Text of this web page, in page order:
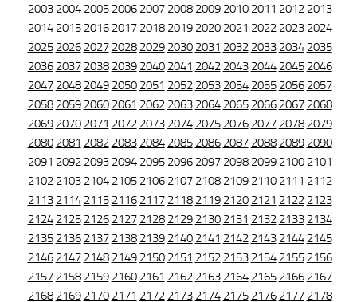
2003 2004 2005 2006 2007 2008 2009 2010 2011 2012 2013
2014 2015 2016 2017 2018 2019 2020 2021 2022 2023 2024
2025 2026 2027 2028 2029 2030 2031 2032 2033 2034 2035
2036 2037 2038 2039 2040 2041 2042 2043 2044 2045 2046
2047 2048 2049 2050 2051 2052 2053 2054 2055 2056 2057
2058 2059 2060 2061 2062 2063 2064 2065 2066 2067 2068
2069 2070 2071 2072 2073 2074 2075 2076 2077 2078 2079
2080 2081 2082 2083 2084 2085 2086 2087 2088 2089 2090
2091 2092 2093 2094 2095 2096 2097 2098 2099 2100 2101
2102 2103 2104 2105 2106 2107 2108 2109 2110 2111 2112
2113 2114 2115 2116 2117 2118 2119 2120 2121 2122 2123
2124 2125 2126 2127 2128 2129 2130 2131 2132 2133 2134
2135 2136 2137 2138 2139 2140 2141 2142 2143 2144 2145
2146 2147 2148 2149 2150 2151 2152 2153 2154 2155 2156
2157 2158 2159 2160 2161 2162 2163 2164 2165 2166 2167
2168 2169 2170 2171 2172 2173 2174 2175 2176 2177 2178